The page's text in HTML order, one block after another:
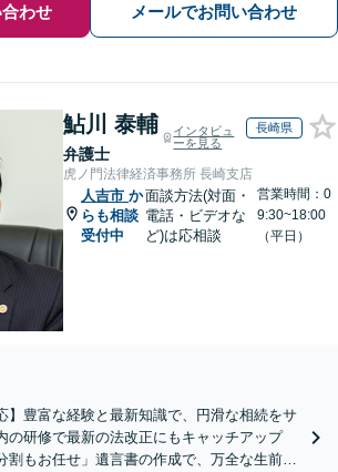
わせ メールでお問い合わせ
鮎川 泰輔
弁護士
インタビュ
ーを見る
長崎県
虎ノ門法律経済事務所 長崎支店
人吉市 か
らも相談
受付中
面談方法(対面・
電話・ビデオな
ど)は応相談
営業時間：0
9:30~18:00
（平日）
】豊富な経験と最新知識で、円滑な相続をサ
の研修で最新の法改正にもキャッチアップ
割もお任せ」遺言書の作成で、万全な生前対